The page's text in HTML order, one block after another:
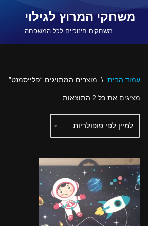
משחקי המרוץ לגילוי
משחקים חינוכיים לכל המשפחה
עמוד הבית \ מוצרים המתויגים “פלייסמנט”
מציגים את כל ⁦2⁩ התוצאות